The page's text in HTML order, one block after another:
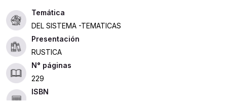
DEL SISTEMA -TEMATICAS
Presentación
RUSTICA
229
ISBN